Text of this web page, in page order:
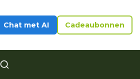
Chat met AI Cadeaubonnen